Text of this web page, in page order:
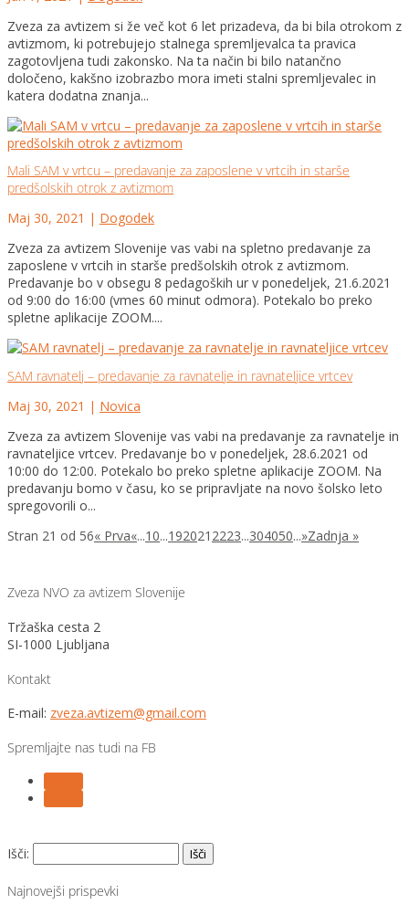
Zveza za avtizem si že več kot 6 let prizadeva, da bi bila otrokom z
avtizmom, ki potrebujejo stalnega spremljevalca ta pravica
zagotovljena tudi zakonsko. Na ta način bi bilo natančno
določeno, kakšno izobrazbo mora imeti stalni spremljevalec in
katera dodatna znanja...
Mali SAM v vrtcu – predavanje za zaposlene v vrtcih in starše
predšolskih otrok z avtizmom
Maj 30, 2021 | Dogodek
Zveza za avtizem Slovenije vas vabi na spletno predavanje za
zaposlene v vrtcih in starše predšolskih otrok z avtizmom.
Predavanje bo v obsegu 8 pedagoških ur v ponedeljek, 21.6.2021
od 9:00 do 16:00 (vmes 60 minut odmora). Potekalo bo preko
spletne aplikacije ZOOM....
SAM ravnatelj – predavanje za ravnatelje in ravnateljice vrtcev
Maj 30, 2021 | Novica
Zveza za avtizem Slovenije vas vabi na predavanje za ravnatelje in
ravnateljice vrtcev. Predavanje bo v ponedeljek, 28.6.2021 od
10:00 do 12:00. Potekalo bo preko spletne aplikacije ZOOM. Na
predavanju bomo v času, ko se pripravljate na novo šolsko leto
spregovorili o...
Stran 21 od 56« Prva«...10...192021 2223...304050...»Zadnja »
Zveza NVO za avtizem Slovenije
Tržaška cesta 2
SI-1000 Ljubljana
Kontakt
E-mail: zveza.avtizem@gmail.com
Spremljajte nas tudi na FB
Išči:
Najnovejši prispevki